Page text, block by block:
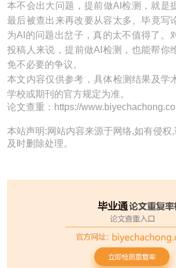
本不会出大问题，提前做AI检测，就是
最后被查出来再改要从容太多。毕竟写
为AI的问题出岔子，真的太不值得了。
投稿人来说，提前做AI检测，也能帮你
免不必要的争议。
本文内容仅供参考，具体检测结果及学
学校或期刊的官方规定为准。
论文查重：https://
本站声明:网站内容来源于网络,如有侵权
及时删除处理。